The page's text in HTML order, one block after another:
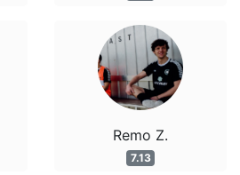
Remo Z.
7.13